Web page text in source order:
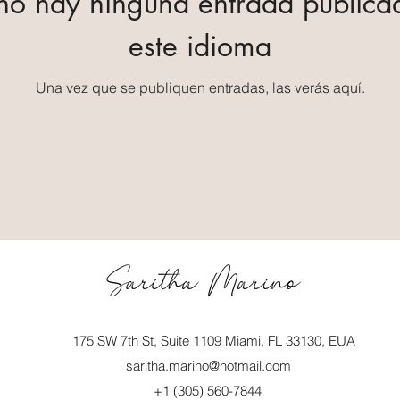
este idioma
Una vez que se publiquen entradas, las verás aquí.
175 SW 7th St, Suite 1109 Miami, FL 33130, EUA
saritha.marino@hotmail.com
+1 (305) 560-7844